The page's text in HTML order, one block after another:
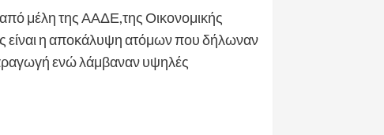
μέλη της ΑΑΔΕ,της Οικονομικής
είναι η αποκάλυψη ατόμων που δήλωναν
ενώ λάμβαναν υψηλές